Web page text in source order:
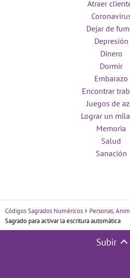
Atraer
Dejar de
Depresión
Dinero
Dormir
Embarazo
Encontrar
Juegos de
Lograr un
Memoria
Salud
Sanación
Códigos Sagrados Numéricos Personas,
Sagrado para activar la escritura automática
Subir